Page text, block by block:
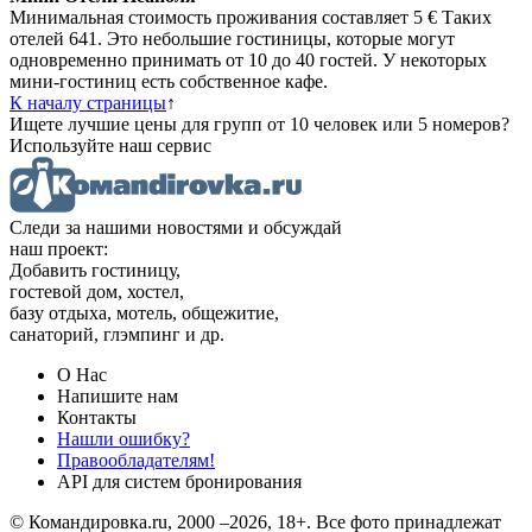
Минимальная стоимость проживания составляет 5 € Таких
отелей 641. Это небольшие гостиницы, которые могут
одновременно принимать от 10 до 40 гостей. У некоторых
мини-гостиниц есть собственное кафе.
К началу страницы↑
Ищете лучшие цены для групп от 10 человек или 5 номеров?
Используйте наш сервис
Следи за нашими новостями и обсуждай
наш проект:
Добавить гостиницу,
гостевой дом, хостел,
базу отдыха, мотель, общежитие,
санаторий, глэмпинг и др.
О Нас
Напишите нам
Контакты
Нашли ошибку?
Правообладателям!
API для систем бронирования
© Командировка.ru, 2000 –2026, 18+. Все фото принадлежат